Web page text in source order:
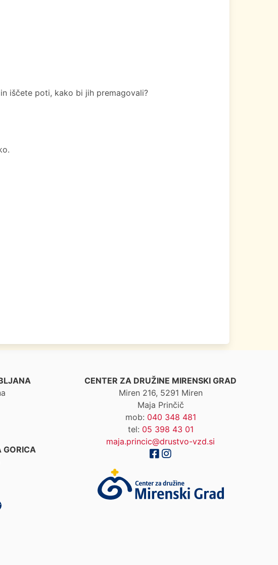
iščete poti, kako bi jih premagovali?
GORICA
CENTER ZA DRUŽINE MIRENSKI GRAD
Miren 216, 5291 Miren
Maja Prinčič
mob: 040 348 481
tel: 05 398 43 01
maja.princic@drustvo-vzd.si